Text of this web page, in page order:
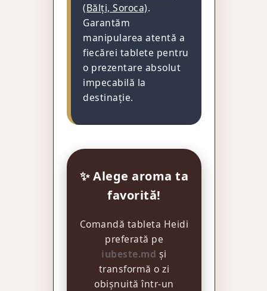
(Bălți, Soroca).
Garantăm
manipularea atentă a
fiecărei tablete pentru
o prezentare absolut
impecabilă la
destinație.
✨ Alege aroma ta
favorită!
Comandă tableta Heidi
preferată pe
iubeste.md și
transformă o zi
obișnuită într-un